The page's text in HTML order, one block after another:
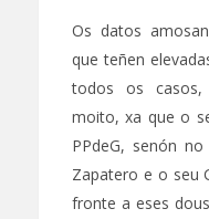
Os datos
que teñen
todos os casos,
moito, xa que o
PPdeG, senón
Zapatero e o seu
fronte a eses